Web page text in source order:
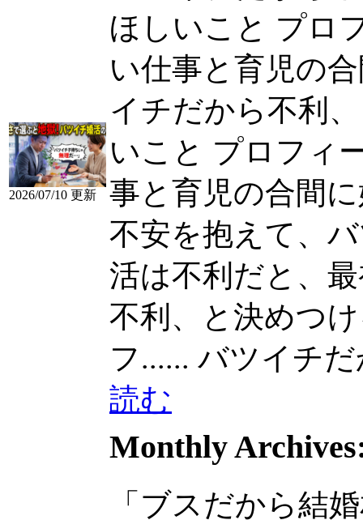
2026/07/10 更新
ほしいこと プロ
い仕事と育児の
イチだから不利
いこと プロフィ
事と育児の合間
不安を抱えて、
活は不利だと、
不利、と決めつ
フ...... バツイチだ
読む
Monthly
「ブスだから結